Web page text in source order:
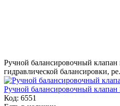
Ручной балансировочный клапан
гидравлической балансировки,
Ручной балансировочный клапан
Код: 6551